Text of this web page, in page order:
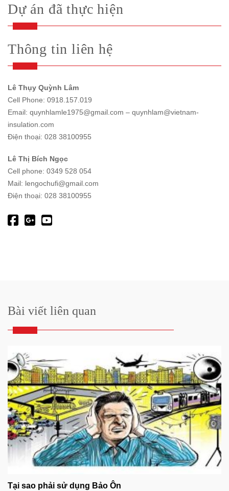
Dự án đã thực hiện
Thông tin liên hệ
Lê Thụy Quỳnh Lâm
Cell Phone: 0918.157.019
Email: quynhlamle1975@gmail.com – quynhlam@vietnam-
insulation.com
Điện thoại: 028 38100955
Lê Thị Bích Ngọc
Cell phone: 0349 528 054
Mail: lengochufi@gmail.com
Điện thoại: 028 38100955
Bài viết liên quan
Tại sao phải sử dụng Bảo Ôn